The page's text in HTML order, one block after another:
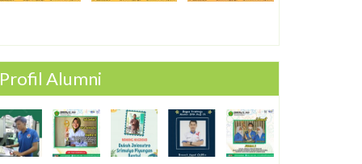
Profil Alumni